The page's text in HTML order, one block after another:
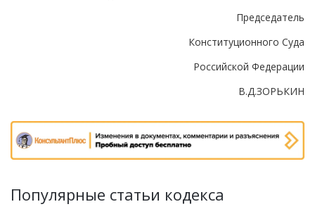
Председатель
Конституционного Суда
Российской Федерации
В.Д.ЗОРЬКИН
Популярные статьи кодекса